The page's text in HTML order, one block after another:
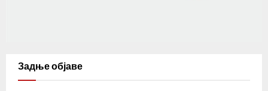
Задње објаве